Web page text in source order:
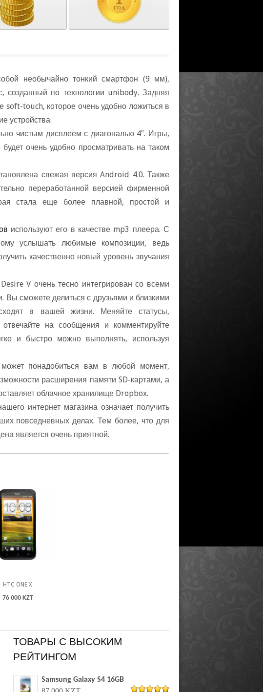
необычайно тонкий смартфон (9 мм),
созданный по технологии unibody. Задняя
soft-touch, которое очень удобно ложиться
устройства.
чистым дисплеем с диагональю 4″. Игры,
очень удобно просматривать на таком
свежая версия Android 4.0. Также
переработанной версией фирменной
стала еще более плавной, простой и
используют его в качестве mp3 плеера. С
услышать любимые композиции, ведь
качественно новый уровень звучания
V очень тесно интегрирован со всеми
сможете делиться с друзьями и близкими
в вашей жизни. Меняйте статусы,
на сообщения и комментируйте
и быстро можно выполнять, используя
понадобиться вам в любой момент,
расширения памяти SD-картами, а
облачное хранилище Dropbox.
интернет магазина означает получить
повседневных делах. Тем более, что для
является очень приятной.
HTC ONE X
76 000 KZT
ТОВАРЫ С ВЫСОКИМ
РЕЙТИНГОМ
Samsung Galaxy S4 16GB